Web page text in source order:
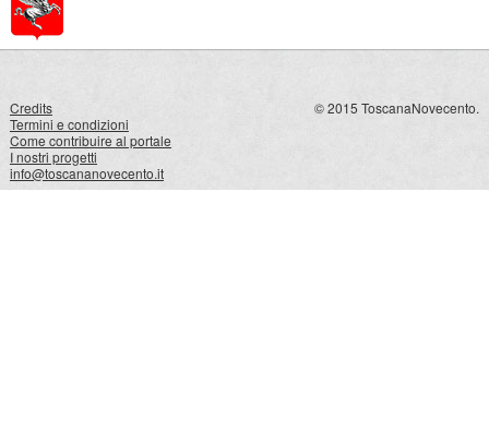
Credits
Termini e condizioni
Come contribuire al portale
I nostri progetti
info@toscananovecento.it
© 2015 ToscanaNovecento.